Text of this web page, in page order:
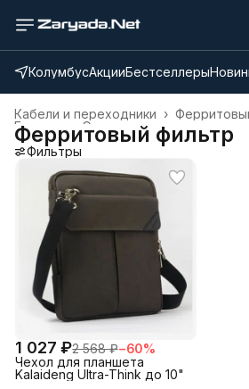
КолумбусАкцииБестселлеры
Кабели и переходники ›
Электроника
Главная
Ферритовый фильтр
Фильтры
1 027 ₽2 568 ₽−60%
Чехол для планшета
Kalaideng Ultra-Think до 10"